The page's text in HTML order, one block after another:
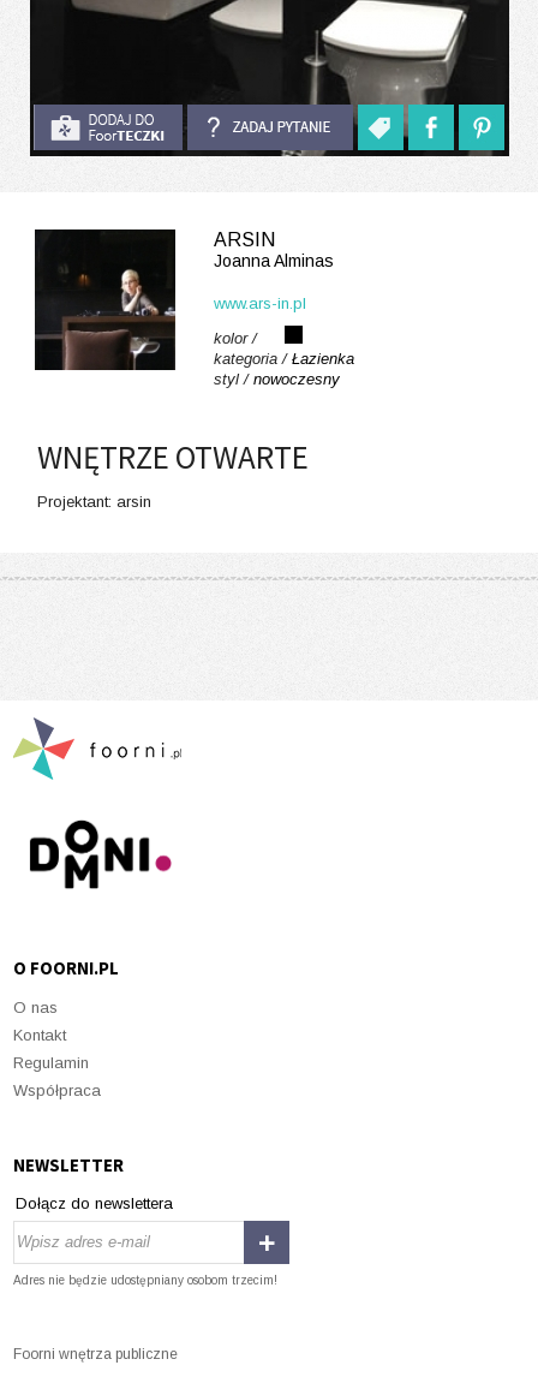
ARSIN
Joanna Alminas
www.ars-in.pl
kolor /
kategoria / Łazienka
styl / nowoczesny
WNĘTRZE OTWARTE
Projektant: arsin
O FOORNI.PL
O nas
Kontakt
Regulamin
Współpraca
NEWSLETTER
Dołącz do newslettera
Adres nie będzie udostępniany osobom trzecim!
Foorni wnętrza publiczne